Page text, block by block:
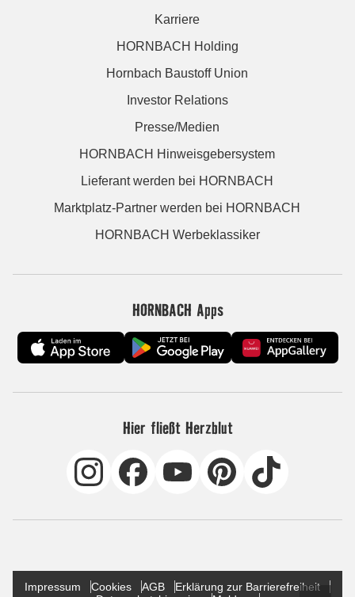
Karriere
HORNBACH Holding
Hornbach Baustoff Union
Investor Relations
Presse/Medien
HORNBACH Hinweisgebersystem
Lieferant werden bei HORNBACH
Marktplatz-Partner werden bei HORNBACH
HORNBACH Werbeklassiker
HORNBACH Apps
Hier fließt Herzblut
Impressum Cookies AGB
Erklärung zur Barrierefreiheit